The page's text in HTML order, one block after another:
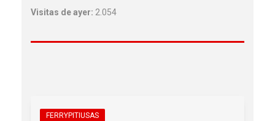
Visitas de ayer: 2.054
FERRYPITIUSAS